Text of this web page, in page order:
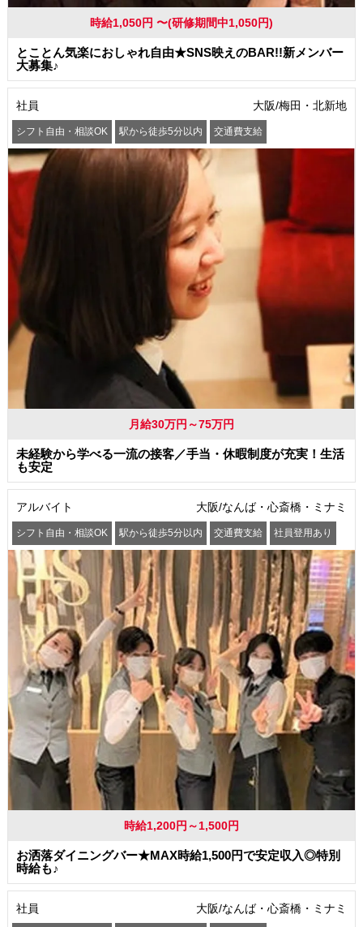
時給1,050円 〜(研修期間中1,050円)
とことん気楽におしゃれ自由★SNS映えのBAR!!新メンバー
大募集♪
社員 大阪/梅田・北新地
シフト自由・相談OK 駅から徒歩5分以内 交通費支給
月給30万円～75万円
未経験から学べる一流の接客／手当・休暇制度が充実！生活
も安定
アルバイト 大阪/なんば・心斎橋・ミナミ
シフト自由・相談OK 駅から徒歩5分以内 交通費支給 社員登用あり
時給1,200円～1,500円
お洒落ダイニングバー★MAX時給1,500円で安定収入◎特別
時給も♪
社員 大阪/なんば・心斎橋・ミナミ